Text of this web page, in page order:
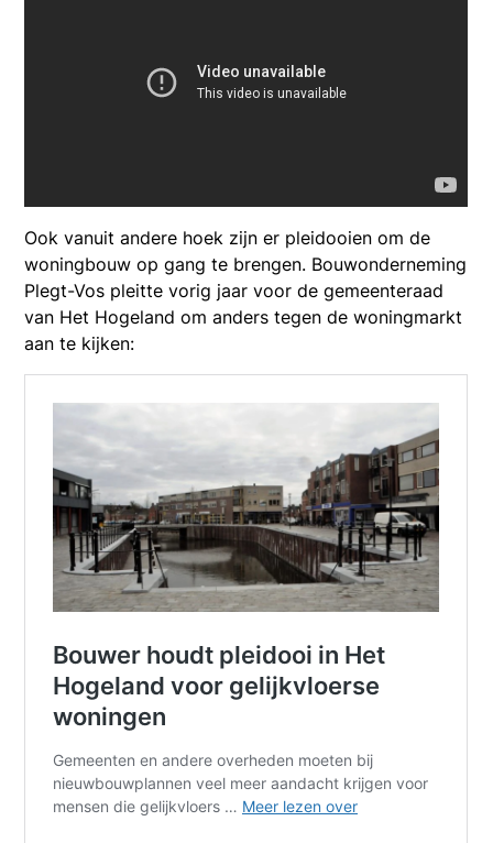
Ook vanuit andere hoek zijn er pleidooien om de
woningbouw op gang te brengen. Bouwonderneming
Plegt-Vos pleitte vorig jaar voor de gemeenteraad
van Het Hogeland om anders tegen de woningmarkt
aan te kijken: